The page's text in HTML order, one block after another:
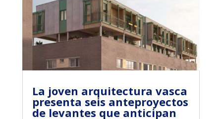
La joven arquitectura vasca
presenta seis anteproyectos
de levantes que anticipan